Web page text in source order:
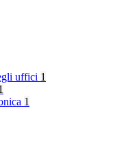
uffici 1
1